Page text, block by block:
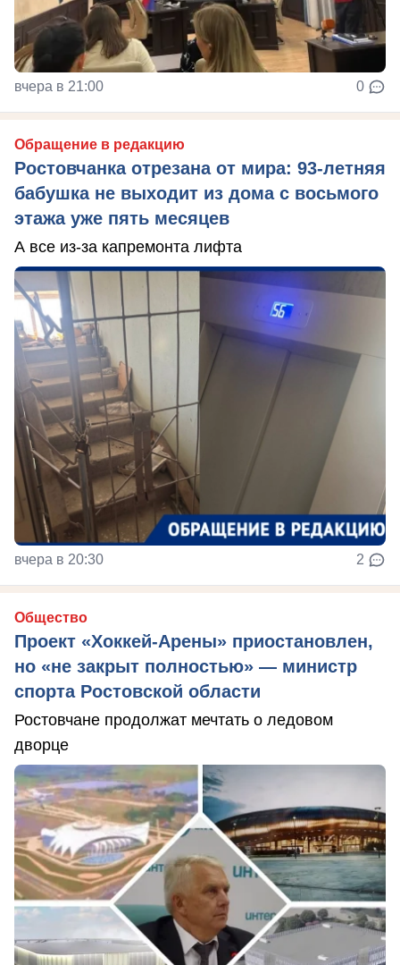
вчера в 21:00 0
Обращение в редакцию
Ростовчанка отрезана от мира: 93-летняя
бабушка не выходит из дома с восьмого
этажа уже пять месяцев
А все из-за капремонта лифта
вчера в 20:30 2
Общество
Проект «Хоккей-Арены» приостановлен,
но «не закрыт полностью» — министр
спорта Ростовской области
Ростовчане продолжат мечтать о ледовом
дворце